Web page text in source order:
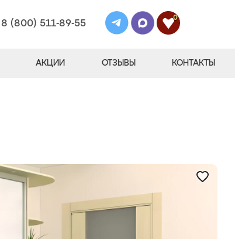
8 (800) 511-89-55
0
АКЦИИ ОТЗЫВЫ КОНТАКТЫ